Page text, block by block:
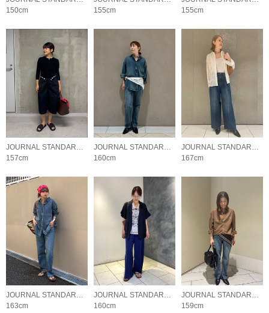
150cm
155cm
155cm
JOURNAL STANDARD LADYS
157cm
JOURNAL STANDARD LADYS
160cm
JOURNAL STANDARD LADYS
167cm
JOURNAL STANDARD LADYS
163cm
JOURNAL STANDARD LADYS
160cm
JOURNAL STANDARD LADYS
159cm